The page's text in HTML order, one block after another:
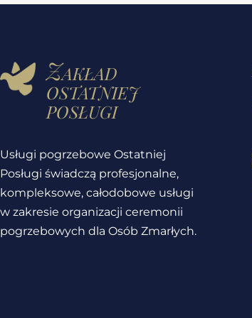
Zakład
ostatniej
posługi
Usługi pogrzebowe Ostatniej
Posługi świadczą profesjonalne,
kompleksowe, całodobowe usługi
w zakresie organizacji ceremonii
pogrzebowych dla Osób Zmarłych.